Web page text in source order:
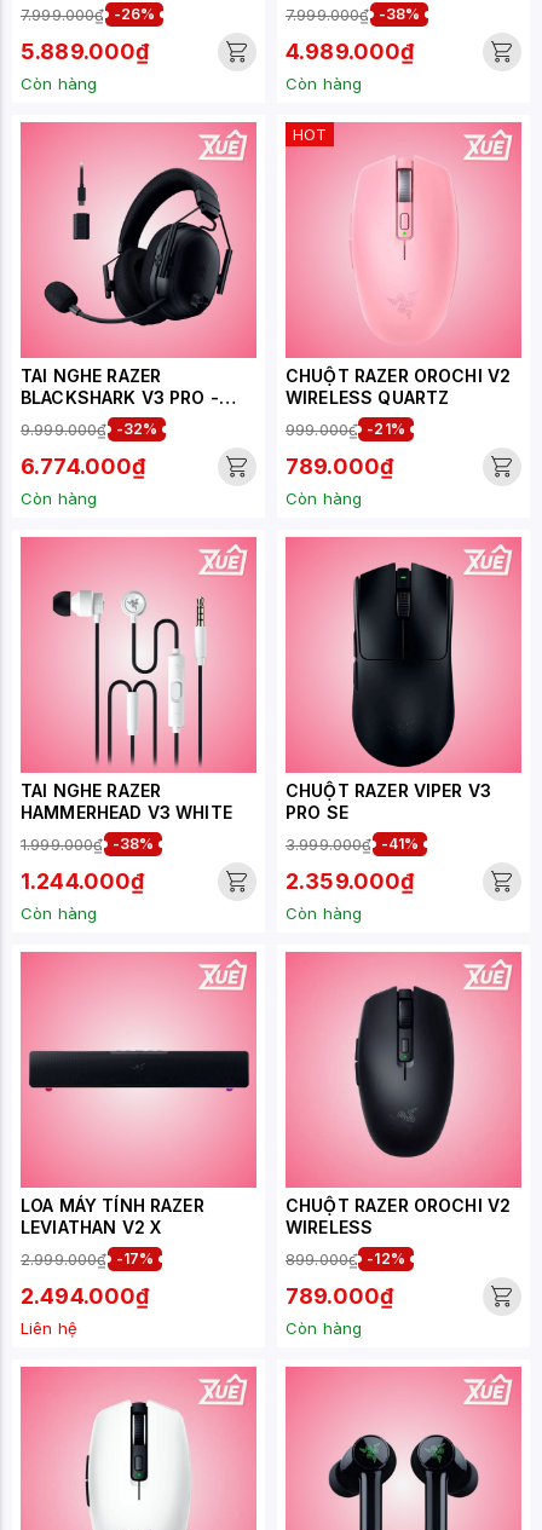
ANALOG OPTICAL SWITCH
7.999.000₫ -26%
5.889.000₫
Còn hàng
8KHZ ANALOG OPTICAL
SWITCH
7.999.000₫ -38%
4.989.000₫
Còn hàng
TAI NGHE RAZER
BLACKSHARK V3 PRO -
9.999.000₫ -32%
6.774.000₫
Còn hàng
HOT
CHUỘT RAZER OROCHI V2
WIRELESS QUARTZ
999.000₫ -21%
789.000₫
Còn hàng
TAI NGHE RAZER
HAMMERHEAD V3 WHITE
1.999.000₫ -38%
1.244.000₫
Còn hàng
CHUỘT RAZER VIPER V3
PRO SE
3.999.000₫ -41%
2.359.000₫
Còn hàng
LOA MÁY TÍNH RAZER
LEVIATHAN V2 X
2.999.000₫ -17%
2.494.000₫
Liên hệ
CHUỘT RAZER OROCHI V2
WIRELESS
899.000₫ -12%
789.000₫
Còn hàng